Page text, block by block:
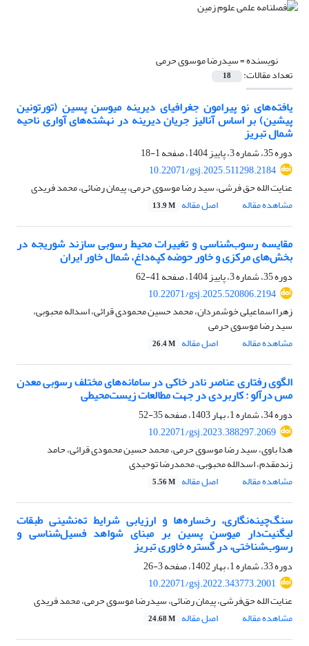
نویسنده =سیدرضا موسوی حرمی
تعداد مقالات: 18
یافته‌های نو پیرامون جغرافیای دیرینه میوسن پسین (تورتونین
پیشین) بر اساس آنالیز جریان دیرینه در نهشته‌های آواری ناحیه
شمال تبریز
دوره 35، شماره 3، پاییز 1404، صفحه
1-18
10.22071/gsj.2025.511298.2184
عنایت الله حق فرشی، سید رضا موسوی حرمی، پیمان رضائی، محمد فریدی
مشاهده مقاله
اصل مقاله 13.9 M
مقایسه رسوب‌شناسی و تغییرات محیط رسوبی سازند شوریجه در
بخش‌های مرکزی و خاور حوضه کپه‌داغ، شمال خاور ایران
دوره 35، شماره 3، پاییز 1404، صفحه
41-62
10.22071/gsj.2025.520806.2194
زهرا اسماعیلی خوشمردان، محمد حسین محمودی قرائی، اسداله محبوبی،
سید رضا موسوی حرمی
مشاهده مقاله
اصل مقاله 26.4 M
الگوی رفتاری عناصر نادر خاکی در سامانه‌های مختلف رسوبی معدن
مس درآلو : کاربردی در جهت مطالعات زیست‌محیطی
دوره 34، شماره 1، بهار 1403، صفحه
35-52
10.22071/gsj.2023.388297.2069
هدا باوی، سید رضا موسوی حرمی، محمد حسین محمودی قرائی، حامد
زندمقدم، اسدالله محبوبی، محمدرضا توحیدی
مشاهده مقاله
اصل مقاله 5.56 M
سنگ‌چینه‌نگاری، رخساره‌ها و ارزیابی شرایط ته‌نشینی طبقات
لیگنیت‌دار میوسن پسین بر مبنای شواهد فسیل‌شناسی و
رسوب‌شناختی، در گستره خاوری تبریز
دوره 33، شماره 1، بهار 1402، صفحه
3-26
10.22071/gsj.2022.343773.2001
عنایت الله حق‌فرشی، پیمان رضائی، سیدرضا موسوی حرمی، محمد فریدی
مشاهده مقاله
اصل مقاله 24.68 M